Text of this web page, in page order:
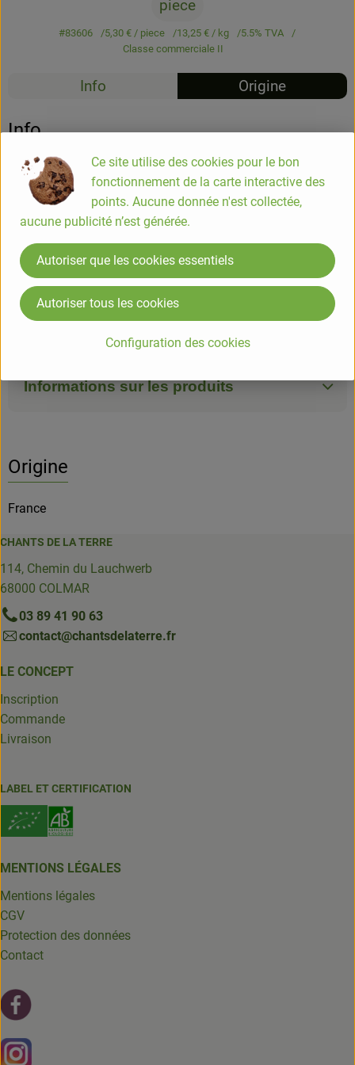
piece
#83606 5,30 €/ piece 13,25 €/ kg
5.5% TVA
Classe commerciale II
Info Origine
Info
Pâte à tartiner noisette cacao 400g
COMPOSITION
Sucre*, noisette* 16%, huile de coco*, poudre de lait écrémé*,
huile de tournesol*, poudre de cacao maigre* 7%, émulsifiant
: lécithine de tournesol*.
*issus de l’agriculture biologique
Informations sur les produits
Origine
France
CHANTS DE LA TERRE
114, Chemin du Lauchwerb
68000 COLMAR
03 89 41 90 63
contact@chantsdelaterre.fr
LE CONCEPT
Inscription
Commande
Livraison
LABEL ET CERTIFICATION
MENTIONS LÉGALES
Mentions légales
CGV
Protection des données
Contact
Lien externe vers https://www.instagram.com/
Ce site utilise des cookies pour le bon
fonctionnement de la carte interactive des
points. Aucune donnée n'est collectée,
aucune publicité n’est générée.
Configuration des cookies
Autoriser que les cookies essentiels
Autoriser tous les cookies